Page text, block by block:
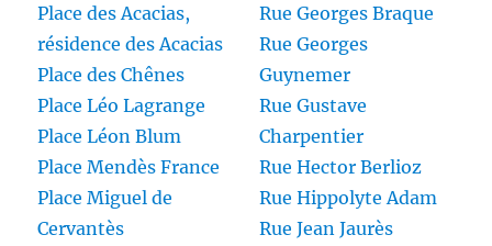
Place des Acacias,
résidence des Acacias
Place des Chênes
Place Léo Lagrange
Place Léon Blum
Place Mendès France
Place Miguel de
Cervantès
Rue Georges Braque
Rue Georges
Guynemer
Rue Gustave
Charpentier
Rue Hector Berlioz
Rue Hippolyte Adam
Rue Jean Jaurès